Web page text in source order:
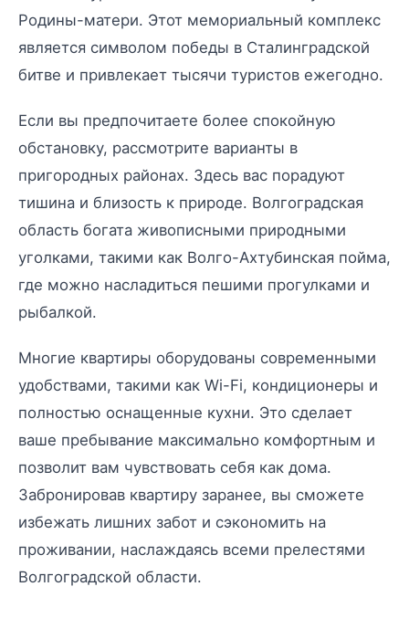
Родины-матери. Этот мемориальный комплекс
является символом победы в Сталинградской
битве и привлекает тысячи туристов ежегодно.
Если вы предпочитаете более спокойную
обстановку, рассмотрите варианты в
пригородных районах. Здесь вас порадуют
тишина и близость к природе. Волгоградская
область богата живописными природными
уголками, такими как Волго-Ахтубинская пойма,
где можно насладиться пешими прогулками и
рыбалкой.
Многие квартиры оборудованы современными
удобствами, такими как Wi-Fi, кондиционеры и
полностью оснащенные кухни. Это сделает
ваше пребывание максимально комфортным и
позволит вам чувствовать себя как дома.
Забронировав квартиру заранее, вы сможете
избежать лишних забот и сэкономить на
проживании, наслаждаясь всеми прелестями
Волгоградской области.